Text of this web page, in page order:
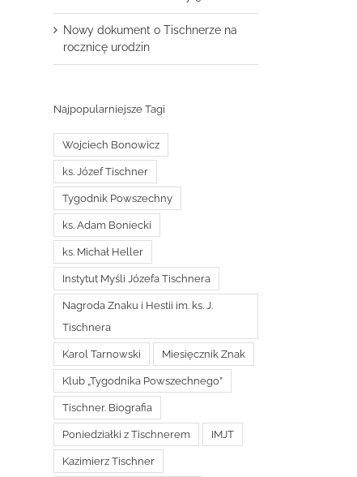
Nowy dokument o Tischnerze na
rocznicę urodzin
Najpopularniejsze Tagi
Wojciech Bonowicz
ks. Józef Tischner
Tygodnik Powszechny
ks. Adam Boniecki
ks. Michał Heller
Instytut Myśli Józefa Tischnera
Nagroda Znaku i Hestii im. ks. J.
Tischnera
Karol Tarnowski Miesięcznik Znak
Klub „Tygodnika Powszechnego”
Tischner. Biografia
Poniedziałki z Tischnerem IMJT
Kazimierz Tischner